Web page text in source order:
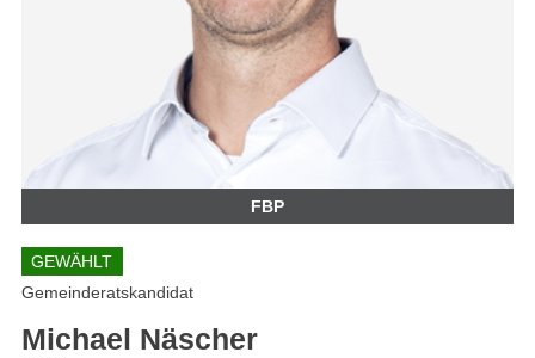
FBP
GEWÄHLT
Gemeinderatskandidat
Michael Näscher